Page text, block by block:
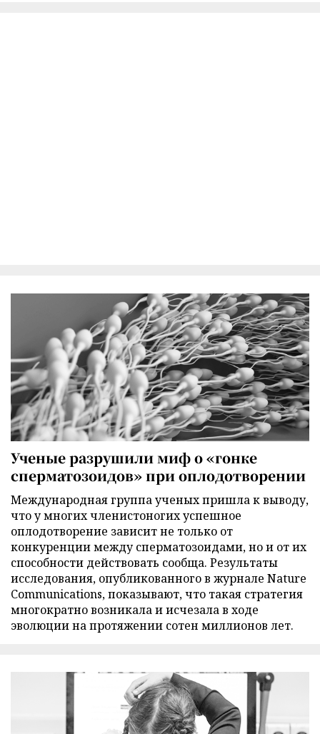
Ученые разрушили миф о «гонке
сперматозоидов» при оплодотворении
Международная группа ученых пришла к выводу,
что у многих членистоногих успешное
оплодотворение зависит не только от
конкуренции между сперматозоидами, но и от их
способности действовать сообща. Результаты
исследования, опубликованного в журнале Nature
Communications, показывают, что такая стратегия
многократно возникала и исчезала в ходе
эволюции на протяжении сотен миллионов лет.